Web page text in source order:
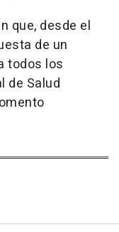
que, desde el
de un
todos los
de Salud